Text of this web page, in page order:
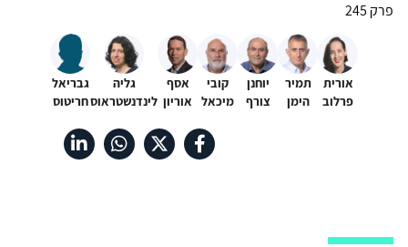
פרק 245
אורית
פרלוב
תמיר
הימן
יוחנן
צורף
קובי
מיכאל
אסף
אוריון
גליה
לינדנשטראוס
גבריאל
חריטוס